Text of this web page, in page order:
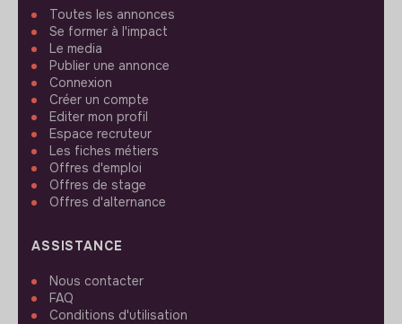
Toutes les annonces
Se former à l'impact
Le media
Publier une annonce
Connexion
Créer un compte
Editer mon profil
Espace recruteur
Les fiches métiers
Offres d'emploi
Offres de stage
Offres d'alternance
ASSISTANCE
Nous contacter
FAQ
Conditions d'utilisation